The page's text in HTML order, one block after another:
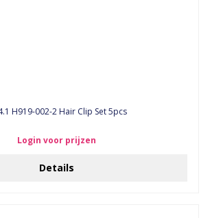
H919-002-2 Hair Clip Set 5pcs
Login voor prijzen
Details